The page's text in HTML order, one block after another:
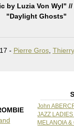
by Luzia Von Wyl" //
"Daylight Ghosts"
- Pierre Gros,
John
JAZZ
MELANOIA